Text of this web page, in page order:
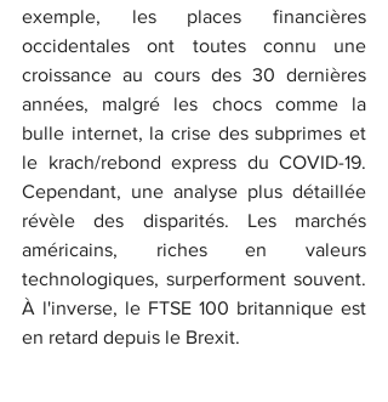
exemple, les places financières
occidentales ont toutes connu une
croissance au cours des 30 dernières
années, malgré les chocs comme la
bulle internet, la crise des subprimes et
le krach/rebond express du COVID-19.
Cependant, une analyse plus détaillée
révèle des disparités. Les marchés
américains, riches en valeurs
technologiques, surperforment souvent.
À l'inverse, le FTSE 100 britannique est
en retard depuis le Brexit.